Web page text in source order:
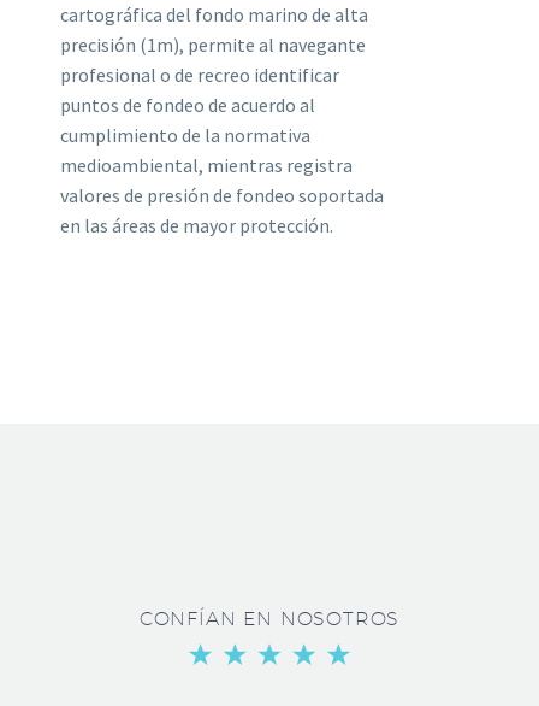
cartográfica del fondo marino de alta
precisión (1m), permite al navegante
profesional o de recreo identificar
puntos de fondeo de acuerdo al
cumplimiento de la normativa
medioambiental, mientras registra
valores de presión de fondeo soportada
en las áreas de mayor protección.
CONFÍAN EN NOSOTROS